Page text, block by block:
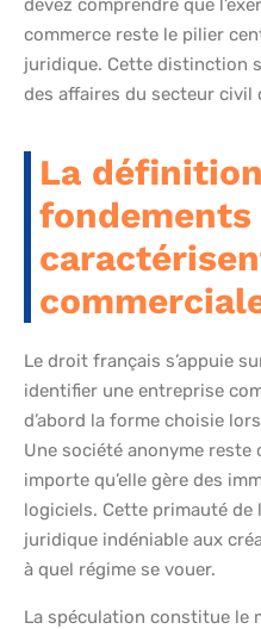
devez comprendre que
commerce reste le pilier
juridique. Cette distinction
des affaires du secteur civil
La
Le droit français s’appuie
identifier une entreprise
d’abord la forme choisie
Une société anonyme reste
importe qu’elle gère des
logiciels. Cette primauté
juridique indéniable aux
à quel régime se vouer.
La spéculation constitue le